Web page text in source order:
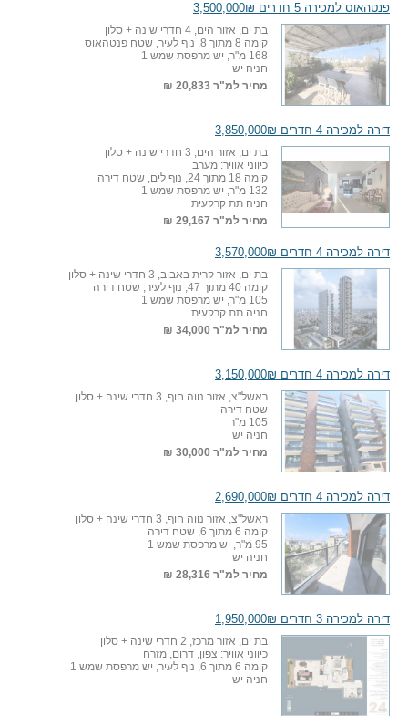
פנטהאוס למכירה 5 חדרים 3,500,000₪
בת ים, אזור הים, 4 חדרי שינה + סלון
קומה 8 מתוך 8, נוף לעיר, שטח פנטהאוס
168 מ"ר, יש מרפסת שמש 1
חניה יש
מחיר למ"ר 20,833 ₪
דירה למכירה 4 חדרים 3,850,000₪
בת ים, אזור הים, 3 חדרי שינה + סלון
כיווני אוויר: מערב
קומה 18 מתוך 24, נוף לים, שטח דירה
132 מ"ר, יש מרפסת שמש 1
חניה תת קרקעית
מחיר למ"ר 29,167 ₪
דירה למכירה 4 חדרים 3,570,000₪
בת ים, אזור קרית באבוב, 3 חדרי שינה + סלון
קומה 40 מתוך 47, נוף לעיר, שטח דירה
105 מ"ר, יש מרפסת שמש 1
חניה תת קרקעית
מחיר למ"ר 34,000 ₪
דירה למכירה 4 חדרים 3,150,000₪
ראשל"צ, אזור נווה חוף, 3 חדרי שינה + סלון
שטח דירה
105 מ"ר
חניה יש
מחיר למ"ר 30,000 ₪
דירה למכירה 4 חדרים 2,690,000₪
ראשל"צ, אזור נווה חוף, 3 חדרי שינה + סלון
קומה 6 מתוך 6, שטח דירה
95 מ"ר, יש מרפסת שמש 1
חניה יש
מחיר למ"ר 28,316 ₪
דירה למכירה 3 חדרים 1,950,000₪
בת ים, אזור מרכז, 2 חדרי שינה + סלון
כיווני אוויר: צפון, דרום, מזרח
קומה 6 מתוך 6, נוף לעיר, יש מרפסת שמש 1
חניה יש